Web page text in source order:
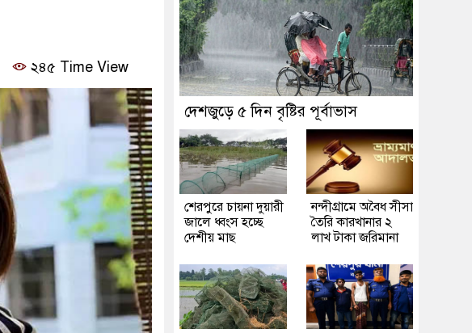
২৪৫ Time View
দেশজুড়ে ৫ দিন বৃষ্টির পূর্বাভাস
শেরপুরে চায়না দুয়ারী
জালে ধ্বংস হচ্ছে
দেশীয় মাছ
নন্দীগ্রামে অবৈধ সীসা
তৈরি কারখানার ২
লাখ টাকা জরিমানা